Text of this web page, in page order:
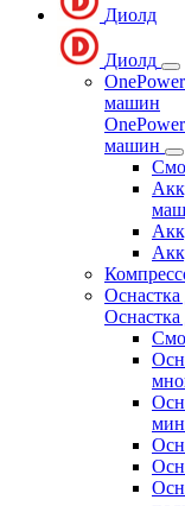
Диолд
Диолд
машин
машин
Оснастка
Оснастка